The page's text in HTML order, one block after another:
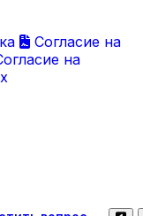
Согласие на
на